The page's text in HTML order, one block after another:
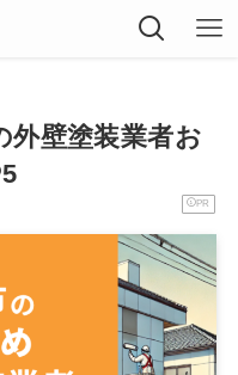
外壁塗装業者お
PR